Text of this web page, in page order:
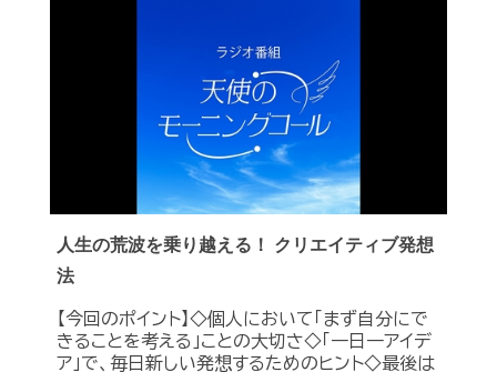
人生の荒波を乗り越える！ クリエイティブ発想
法
【今回のポイント】◇個人において「まず自分にで
きることを考える」ことの大切さ◇「一日一アイデ
ア」で、毎日新しい発想するためのヒント◇最後は